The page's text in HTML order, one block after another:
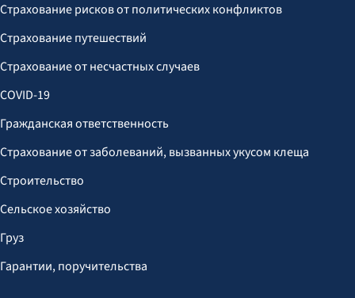
Страхование рисков от политических конфликтов
Страхование путешествий
Страхование от несчастных случаев
COVID-19
Гражданская ответственность
Страхование от заболеваний, вызванных укусом клеща
Строительство
Сельское хозяйство
Груз
Гарантии, поручительства